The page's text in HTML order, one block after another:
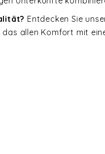
Entdecken Sie
das allen Komfort mit